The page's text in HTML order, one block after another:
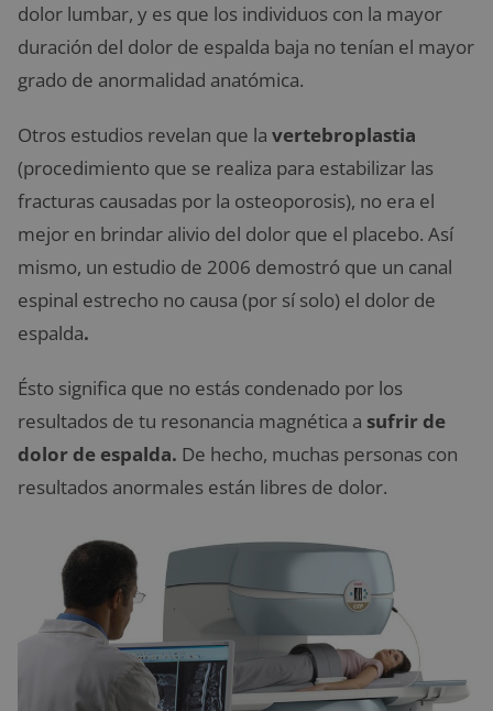
dolor lumbar, y es que los individuos con la mayor
duración del dolor de espalda baja no tenían el mayor
grado de anormalidad anatómica.
Otros estudios revelan que la vertebroplastia
(procedimiento que se realiza para estabilizar las
fracturas causadas por la osteoporosis), no era el
mejor en brindar alivio del dolor que el placebo. Así
mismo, un estudio de 2006 demostró que un canal
espinal estrecho no causa (por sí solo) el dolor de
espalda.
Ésto significa que no estás condenado por los
resultados de tu resonancia magnética a sufrir de
dolor de espalda. De hecho, muchas personas con
resultados anormales están libres de dolor.